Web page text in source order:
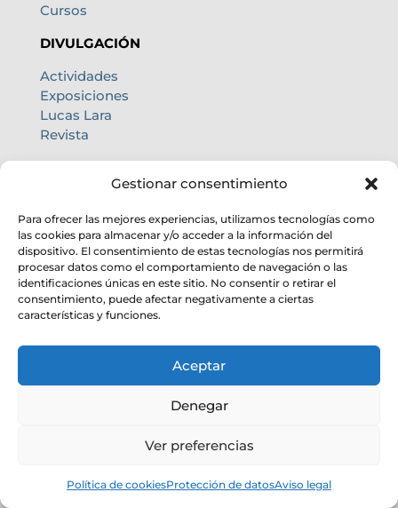
Gestionar consentimiento
Para ofrecer las mejores experiencias, utilizamos tecnologías como
las cookies para almacenar y/o acceder a la información del
dispositivo. El consentimiento de estas tecnologías nos permitirá
procesar datos como el comportamiento de navegación o las
identificaciones únicas en este sitio. No consentir o retirar el
consentimiento, puede afectar negativamente a ciertas
características y funciones.
Aceptar
Denegar
Ver preferencias
Política de cookiesProtección de datosAviso legal
Cursos
DIVULGACIÓN
Actividades
Exposiciones
Lucas Lara
Revista
INVESTIGACIÓN
Líneas
Proyectos
Departamentos
Observatorios
Publicaciones
Tesis
UDIT
Oficina internacional